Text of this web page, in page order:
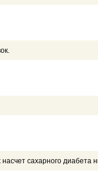
сахарного диабета